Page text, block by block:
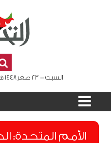
السبت - 23 صفر 1448 هـ , 08 أغسطس 2026 م
الأمم المتحدة: